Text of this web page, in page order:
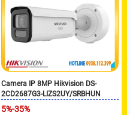
Camera IP 8MP Hikvision DS-
2CD2687G3-LIZS2UY/SRBHUN
5%-35%